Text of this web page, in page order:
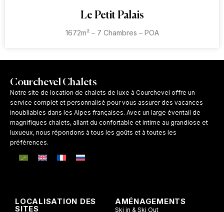
Le Petit Palais
1672m² – 7 Chambres – POA
Courchevel Chalets
Notre site de location de chalets de luxe à Courchevel offre un
service complet et personnalisé pour vous assurer des vacances
inoubliables dans les Alpes françaises. Avec un large éventail de
magnifiques chalets, allant du confortable et intime au grandiose et
luxueux, nous répondons à tous les goûts et à toutes les
préférences.
LOCALISATION DES
SITES
AMÉNAGEMENTS
Ski in & Ski Out